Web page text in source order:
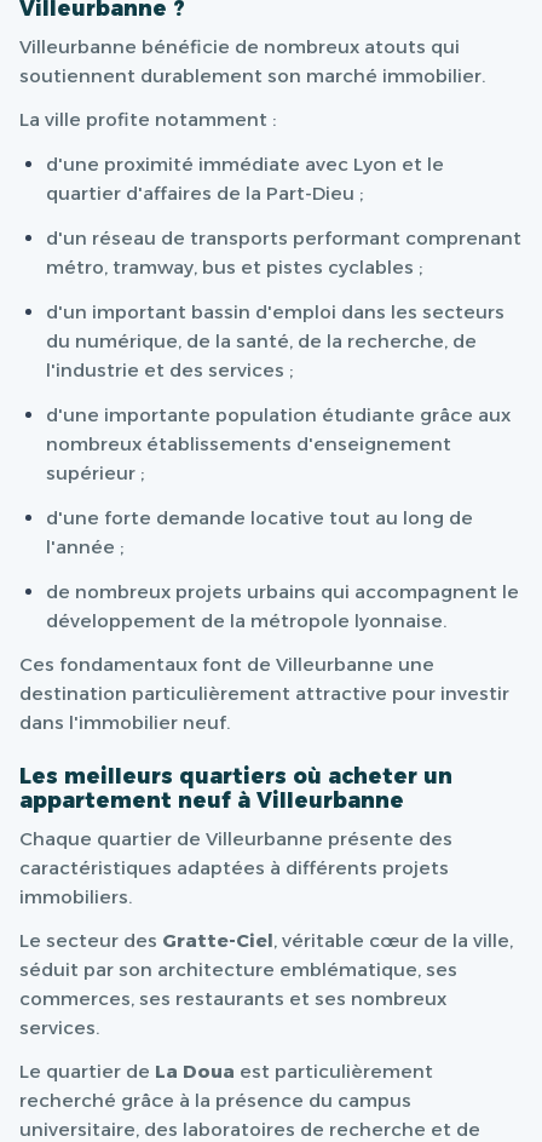
Villeurbanne ?
Villeurbanne bénéficie de nombreux atouts qui
soutiennent durablement son marché immobilier.
La ville profite notamment :
d'une proximité immédiate avec Lyon et le
quartier d'affaires de la Part-Dieu ;
d'un réseau de transports performant comprenant
métro, tramway, bus et pistes cyclables ;
d'un important bassin d'emploi dans les secteurs
du numérique, de la santé, de la recherche, de
l'industrie et des services ;
d'une importante population étudiante grâce aux
nombreux établissements d'enseignement
supérieur ;
d'une forte demande locative tout au long de
l'année ;
de nombreux projets urbains qui accompagnent le
développement de la métropole lyonnaise.
Ces fondamentaux font de Villeurbanne une
destination particulièrement attractive pour investir
dans l'immobilier neuf.
Les meilleurs quartiers où acheter un
appartement neuf à Villeurbanne
Chaque quartier de Villeurbanne présente des
caractéristiques adaptées à différents projets
immobiliers.
Le secteur des Gratte-Ciel, véritable cœur de la ville,
séduit par son architecture emblématique, ses
commerces, ses restaurants et ses nombreux
services.
Le quartier de La Doua est particulièrement
recherché grâce à la présence du campus
universitaire, des laboratoires de recherche et de